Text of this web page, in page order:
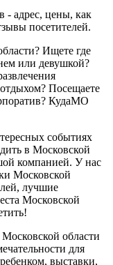
- адрес, цены, как
посетителей.
Ищете где
или девушкой?
Посещаете
КудаМО
событиях
в Московской
компанией. У нас
Московской
лучшие
Московской
области
для
выставки,